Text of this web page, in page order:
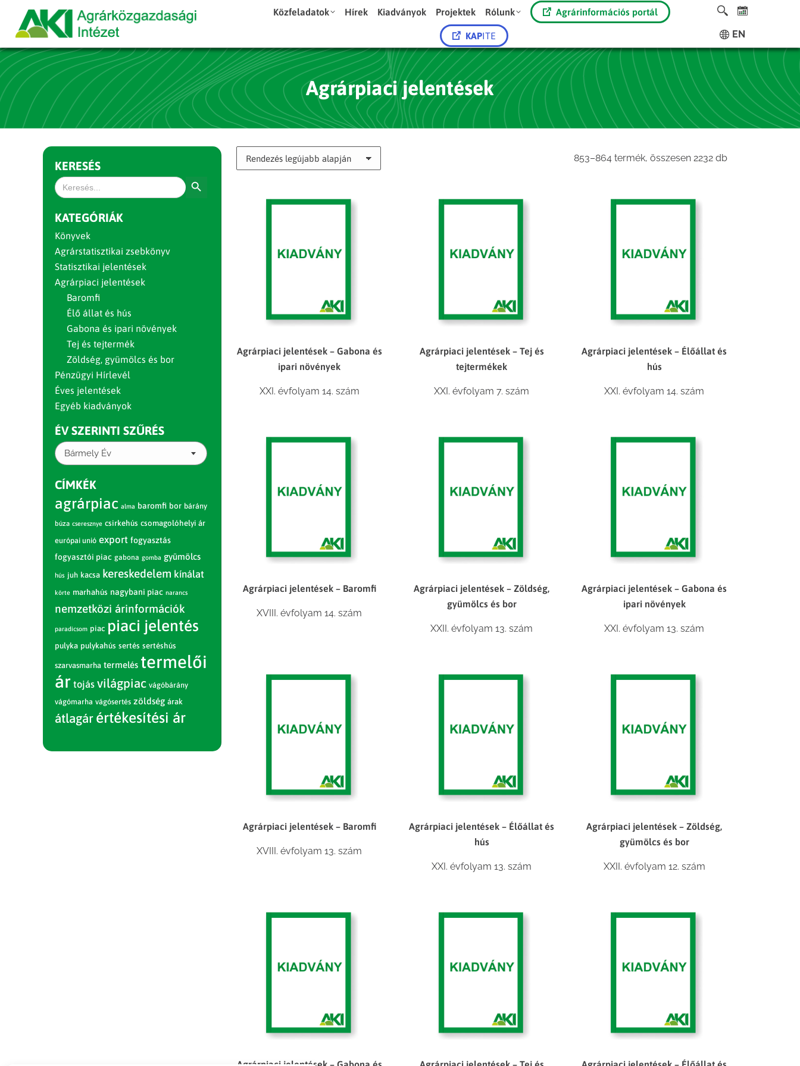
Közfeladatok Hírek Kiadványok Projektek Rólunk Agrárinformációs portál
KAPITE EN
Agrárpiaci jelentések
853–864 termék, összesen 2232 dbSorted
Agrárpiaci jelentések – Gabona és
ipari növények
XXI. évfolyam 14. szám
Agrárpiaci jelentések – Tej és
tejtermékek
XXI. évfolyam 7. szám
Agrárpiaci jelentések – Élőállat és
hús
XXI. évfolyam 14. szám
Agrárpiaci jelentések – Baromfi
XVIII. évfolyam 14. szám
Agrárpiaci jelentések – Zöldség,
gyümölcs és bor
XXII. évfolyam 13. szám
Agrárpiaci jelentések – Gabona és
ipari növények
XXI. évfolyam 13. szám
Agrárpiaci jelentések – Baromfi
XVIII. évfolyam 13. szám
Agrárpiaci jelentések – Élőállat és
hús
XXI. évfolyam 13. szám
Agrárpiaci jelentések – Zöldség,
gyümölcs és bor
XXII. évfolyam 12. szám
KERESÉS
Search
for:
KATEGÓRIÁK
Könyvek
Agrárstatisztikai zsebkönyv
Statisztikai jelentések
Agrárpiaci jelentések
Baromfi
Élő állat és hús
Gabona és ipari növények
Tej és tejtermék
Zöldség, gyümölcs és bor
Pénzügyi Hírlevél
Éves jelentések
Egyéb kiadványok
ÉV SZERINTI SZŰRÉS
Bármely Év
CÍMKÉK
agrárpiac alma baromfi bor bárány
búza cseresznye csirkehús csomagolóhelyi ár
európai unió export fogyasztás
fogyasztói piac gabona gomba gyümölcs
hús juh kacsa kereskedelem kínálat
körte marhahús nagybani piac narancs
nemzetközi árinformációk
paradicsom piac piaci jelentés
pulyka pulykahús sertés sertéshús
szarvasmarha termelés termelői
ár tojás világpiac vágóbárány
vágómarha vágósertés zöldség árak
átlagár értékesítési ár